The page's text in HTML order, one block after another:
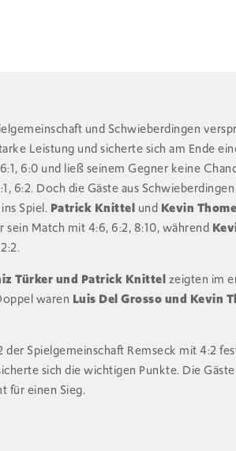
und Schwieberdingen
Leistung und sicherte sich am Ende
6:0 und ließ seinem Gegner keine
6:2. Doch die Gäste aus
Spiel. Patrick Knittel und Kevin Thome
sein Match mit 4:6, 6:2, 8:10, während
Türker und Patrick Knittelzeigten im
waren Luis Del Grosso und Kevin
Spielgemeinschaft Remseck mit 4:2
sich die wichtigen Punkte. Die
für einen Sieg.